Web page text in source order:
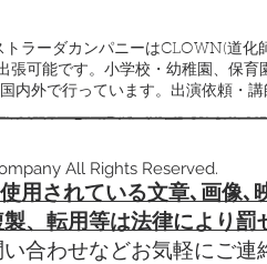
ラーダカンパニーはCLOWN(道
張可能です。小学校・幼稚園、保
内外で行っています。出演依頼・
All Rights Reserved.
用されている文章､ 画像､
、転用等は法律により罰
い合わせなどお気軽にご